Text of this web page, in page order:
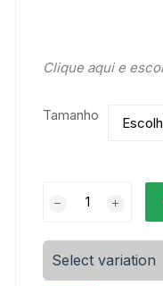
Clique aqui e
Tamanho
1,8x2,2cm
quantidade
Select variation